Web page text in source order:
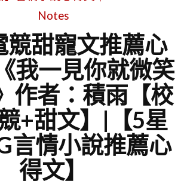
Notes
競甜寵文推薦心
我一見你就微笑
作者：積雨【校
+甜文】|【5星
言情小說推薦心
得文】